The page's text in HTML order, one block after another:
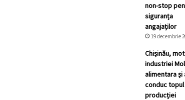
non-stop
siguranța
angajaților
19 decembrie
Chișinău,
industriei
alimentara și
conduc topul
producției